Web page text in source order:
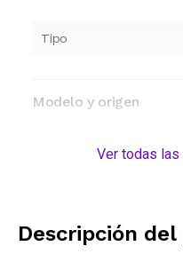
Tipo
Modelo y origen
Ver todas
Descripción